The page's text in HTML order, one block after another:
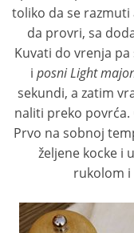
toliko da se
da provri, sa
Kuvati do vrenja
i posni Light
sekundi, a zatim
naliti preko povrća.
Prvo na sobnoj
željene kocke i
rukolom